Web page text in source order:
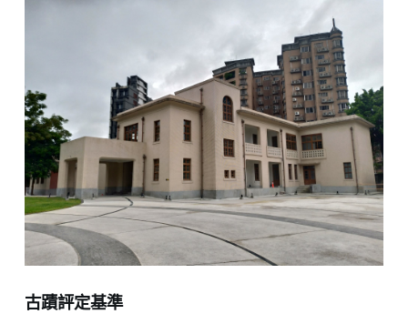
古蹟評定基準